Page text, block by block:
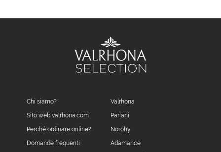
Chi siamo?
Sito web valrhona.com
Perché ordinare online?
Domande frequenti
Valrhona
Pariani
Norohy
Adamance